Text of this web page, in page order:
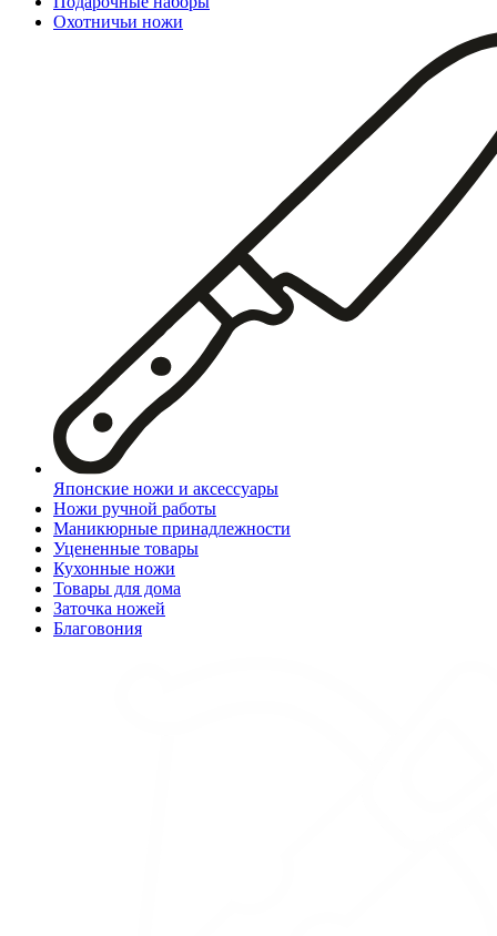
Охотничьи ножи
Японские ножи и аксессуары
Ножи ручной работы
Маникюрные принадлежности
Уцененные товары
Кухонные ножи
Товары для дома
Заточка ножей
Благовония